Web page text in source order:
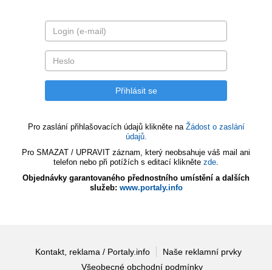
Pro zaslání přihlašovacích údajů klikněte na Žádost o zaslání
údajů.
Pro SMAZAT / UPRAVIT záznam, který neobsahuje váš mail ani
telefon nebo při potížích s editací klikněte zde.
Objednávky garantovaného přednostního umístění a dalších
služeb: www.portaly.info
Kontakt, reklama / Portaly.info
Naše reklamní prvky
Všeobecné obchodní podmínky